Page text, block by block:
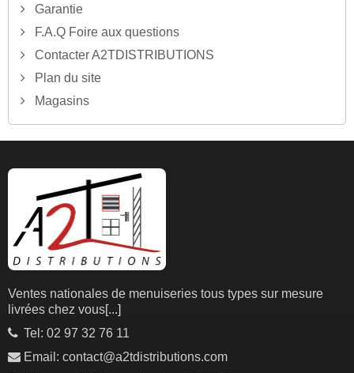
Garantie
F.A.Q Foire aux questions
Contacter A2TDISTRIBUTIONS
Plan du site
Magasins
Ventes nationales de menuiseries tous types sur mesure
livrées chez vous[...]
Tel: 02 97 32 76 11
Email: contact@a2tdistributions.com